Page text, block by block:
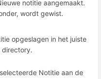
notitie aangemaakt.
wordt gewist.
opgeslagen in het juiste
directory.
Notitie aan de